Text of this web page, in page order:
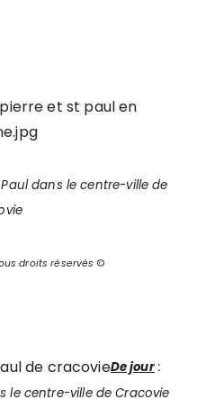
dans le centre-ville de
droits réservés ©
De jour:
le centre-ville de Cracovie